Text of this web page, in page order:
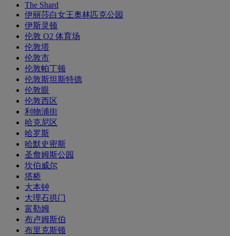
The Shard
伊丽莎白女王奥林匹克公园
伊斯灵顿
伦敦 O2 体育场
伦敦塔
伦敦市
伦敦帕丁顿
伦敦斯坦斯特德
伦敦眼
伦敦西区
利物浦街
哈克尼区
哈罗斯
哈默史密斯
圣詹姆斯公园
坎伯威尔
塔桥
大本钟
大理石拱门
富勒姆
布卢姆斯伯
布里克斯顿